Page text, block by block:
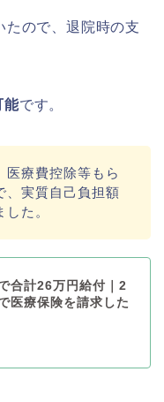
たので、退院時の支
能です。
医療費控除等もら
、実質自己負担額
た。
合計26万円給付｜2
医療保険を請求した